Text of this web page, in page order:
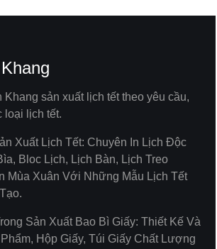
Khang sản xuất lịch tết theo yêu cầu,
loại lịch tết.
Xuất Lịch Tết: Chuyên In Lịch Độc
Bloc Lịch, Lịch Bàn, Lịch Treo
Mùa Xuân Với Những Mẫu Lịch Tết
Sản Xuất Bao Bì Giấy: Thiết Kế Và
Hộp Giấy, Túi Giấy Chất Lượng